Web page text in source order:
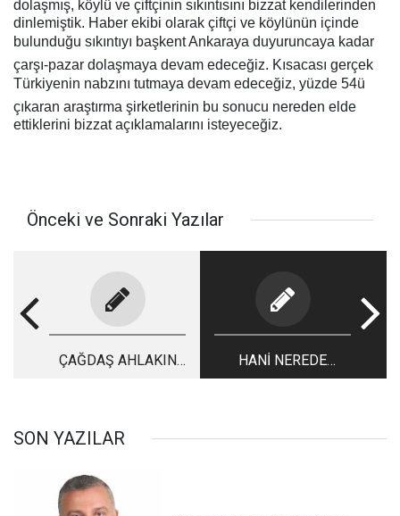
dolaşmış, köylü ve çiftçinin sıkıntısını bizzat kendilerinden
dinlemiştik. Haber ekibi olarak çiftçi ve köylünün içinde
bulunduğu sıkıntıyı başkent Ankaraya duyuruncaya kadar
çarşı-pazar dolaşmaya devam edeceğiz. Kısacası gerçek
Türkiyenin nabzını tutmaya devam edeceğiz, yüzde 54ü
çıkaran araştırma şirketlerinin bu sonucu nereden elde
ettiklerini bizzat açıklamalarını isteyeceğiz.
Önceki ve Sonraki Yazılar
ÇAĞDAŞ AHLAKIN
HANİ NEREDE
İMAME
SON YAZILAR